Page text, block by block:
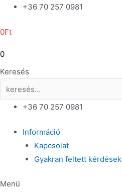
Skip
content
+36 70 257 0981
0Ft
0
Keresés
+36 70 257 0981
Információ
Kapcsolat
Gyakran feltett kérdések
Menü